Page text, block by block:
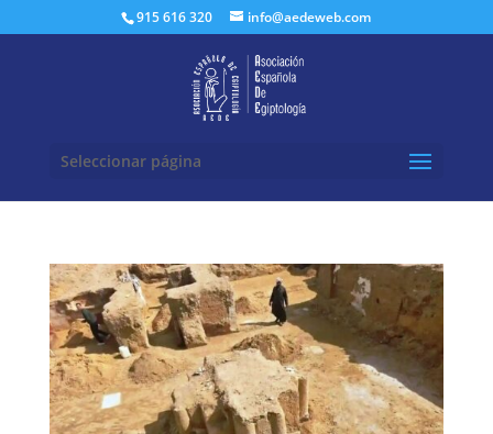
915 616 320 info@aedeweb.com
Seleccionar página